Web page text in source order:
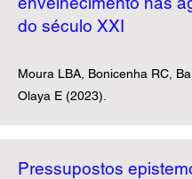
do século XXI
Moura LBA, Bonicenha RC,
Olaya E (2023).
Pressupostos